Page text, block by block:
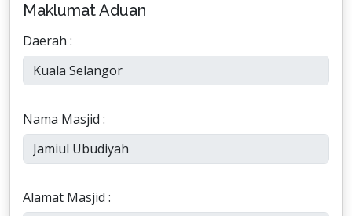
Maklumat Aduan
Daerah :
Nama Masjid :
Alamat Masjid :